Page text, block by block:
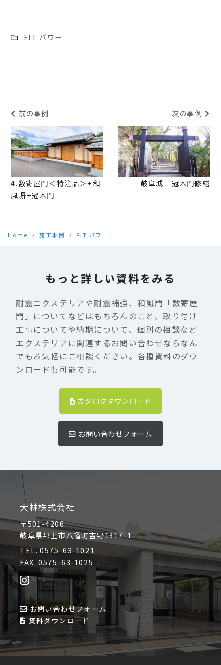
FIT パワー
前の事例
READ
MORE
4.数寄屋門＜特注品＞+和
風塀+冠木門
次の事例
READ
MORE
岐阜城 冠木門修繕
Home 施工事例 FIT パワー
もっと詳しい資料をみる
耐震エクステリアや耐震補強、和風門「数寄屋
門」についてなどはもちろんのこと、取り付け
工事についてや納期について、個別の相談など
エクステリアに関連するお問い合わせならなん
でもお気軽にご相談ください。各種資料のダウ
ンロードも可能です。
カタログダウンロード
お問い合わせフォーム
大林株式会社
〒501-4206
岐阜県郡上市八幡町吉野1317-1
TEL. 0575-63-1021
FAX. 0575-63-1025
お問い合わせフォーム
資料ダウンロード